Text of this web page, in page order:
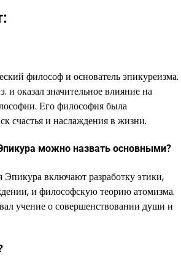
философ и основатель эпикуреизма.
и оказал значительное влияние на
Его философия была
счастья и наслаждения в жизни.
можно назвать основными?
включают разработку этики,
и философскую теорию атомизма.
учение о совершенствовании души и